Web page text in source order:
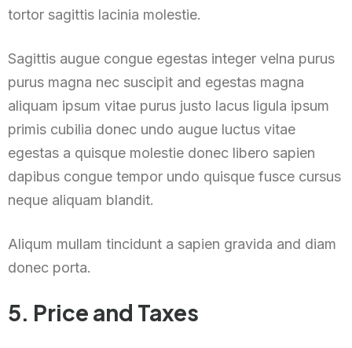
tortor sagittis lacinia molestie.
Sagittis augue congue egestas integer velna purus
purus magna nec suscipit and egestas magna
aliquam ipsum vitae purus justo lacus ligula ipsum
primis cubilia donec undo augue luctus vitae
egestas a quisque molestie donec libero sapien
dapibus congue tempor undo quisque fusce cursus
neque aliquam blandit.
Aliqum mullam tincidunt a sapien gravida and diam
donec porta.
5. Price and Taxes